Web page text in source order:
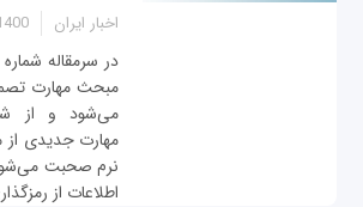
اخبار ایران 03:00
مبحث مهارت
می‌شود و از
مهارت جدیدی
نرم صحبت
اطلاعات از